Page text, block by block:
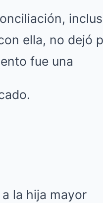
ella, no dejó
fue una